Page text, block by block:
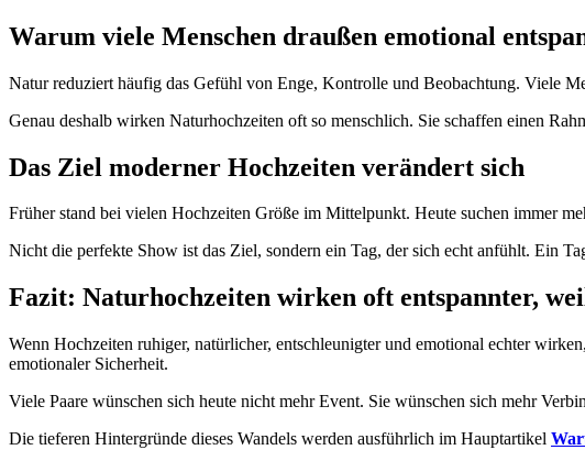
Warum viele Menschen draußen emotional
Natur reduziert häufig das Gefühl von Enge, Kontrolle und Beobachtung. Viele
Genau deshalb wirken Naturhochzeiten oft so menschlich. Sie schaffen einen
Das Ziel moderner Hochzeiten verändert sich
Früher stand bei vielen Hochzeiten Größe im Mittelpunkt. Heute suchen immer
Nicht die perfekte Show ist das Ziel, sondern ein Tag, der sich echt anfühlt. Ein
Fazit: Naturhochzeiten wirken oft entspannter,
Wenn Hochzeiten ruhiger, natürlicher, entschleunigter und emotional echter
emotionaler Sicherheit.
Viele Paare wünschen sich heute nicht mehr Event. Sie wünschen sich mehr
Die tieferen Hintergründe dieses Wandels werden ausführlich im Hauptartikel